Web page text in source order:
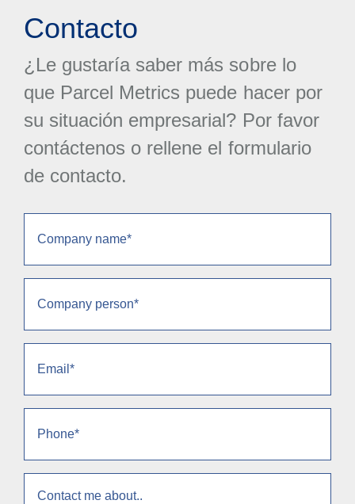
Contacto
¿Le gustaría saber más sobre lo
que Parcel Metrics puede hacer por
su situación empresarial? Por favor
contáctenos o rellene el formulario
de contacto.
name
person
(Obligatorio)
(Obligatorio)